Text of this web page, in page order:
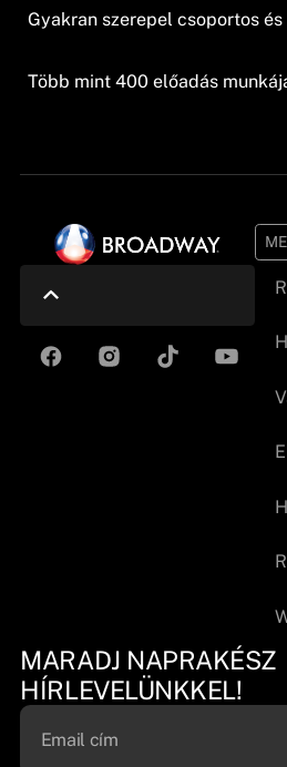
Gyakran szerepel csoportos
Több mint 400 előadás
MARADJ NAPRAKÉSZ
HÍRLEVELÜNKKEL!